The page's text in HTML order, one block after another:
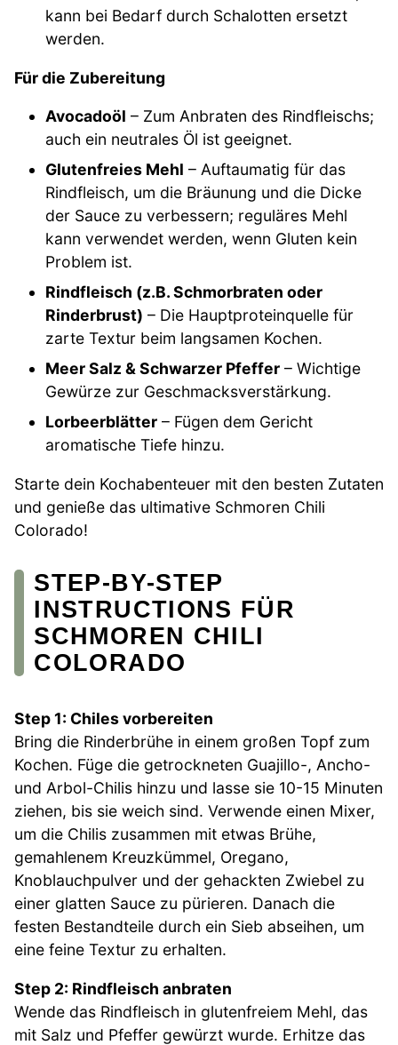
kann bei Bedarf durch Schalotten ersetzt
werden.
Für die Zubereitung
Avocadoöl – Zum Anbraten des Rindfleischs;
auch ein neutrales Öl ist geeignet.
Glutenfreies Mehl – Auftaumatig für das
Rindfleisch, um die Bräunung und die Dicke
der Sauce zu verbessern; reguläres Mehl
kann verwendet werden, wenn Gluten kein
Problem ist.
Rindfleisch (z.B. Schmorbraten oder
Rinderbrust) – Die Hauptproteinquelle für
zarte Textur beim langsamen Kochen.
Meer Salz & Schwarzer Pfeffer – Wichtige
Gewürze zur Geschmacksverstärkung.
Lorbeerblätter – Fügen dem Gericht
aromatische Tiefe hinzu.
Starte dein Kochabenteuer mit den besten Zutaten
und genieße das ultimative Schmoren Chili
Colorado!
STEP-BY-STEP
INSTRUCTIONS FÜR
SCHMOREN CHILI
COLORADO
Step 1: Chiles vorbereiten
Bring die Rinderbrühe in einem großen Topf zum
Kochen. Füge die getrockneten Guajillo-, Ancho-
und Arbol-Chilis hinzu und lasse sie 10-15 Minuten
ziehen, bis sie weich sind. Verwende einen Mixer,
um die Chilis zusammen mit etwas Brühe,
gemahlenem Kreuzkümmel, Oregano,
Knoblauchpulver und der gehackten Zwiebel zu
einer glatten Sauce zu pürieren. Danach die
festen Bestandteile durch ein Sieb abseihen, um
eine feine Textur zu erhalten.
Step 2: Rindfleisch anbraten
Wende das Rindfleisch in glutenfreiem Mehl, das
mit Salz und Pfeffer gewürzt wurde. Erhitze das